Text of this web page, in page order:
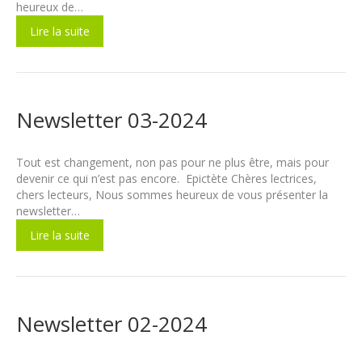
heureux de…
Lire la suite
Newsletter 03-2024
Tout est changement, non pas pour ne plus être, mais pour
devenir ce qui n’est pas encore. Epictète Chères lectrices,
chers lecteurs, Nous sommes heureux de vous présenter la
newsletter…
Lire la suite
Newsletter 02-2024